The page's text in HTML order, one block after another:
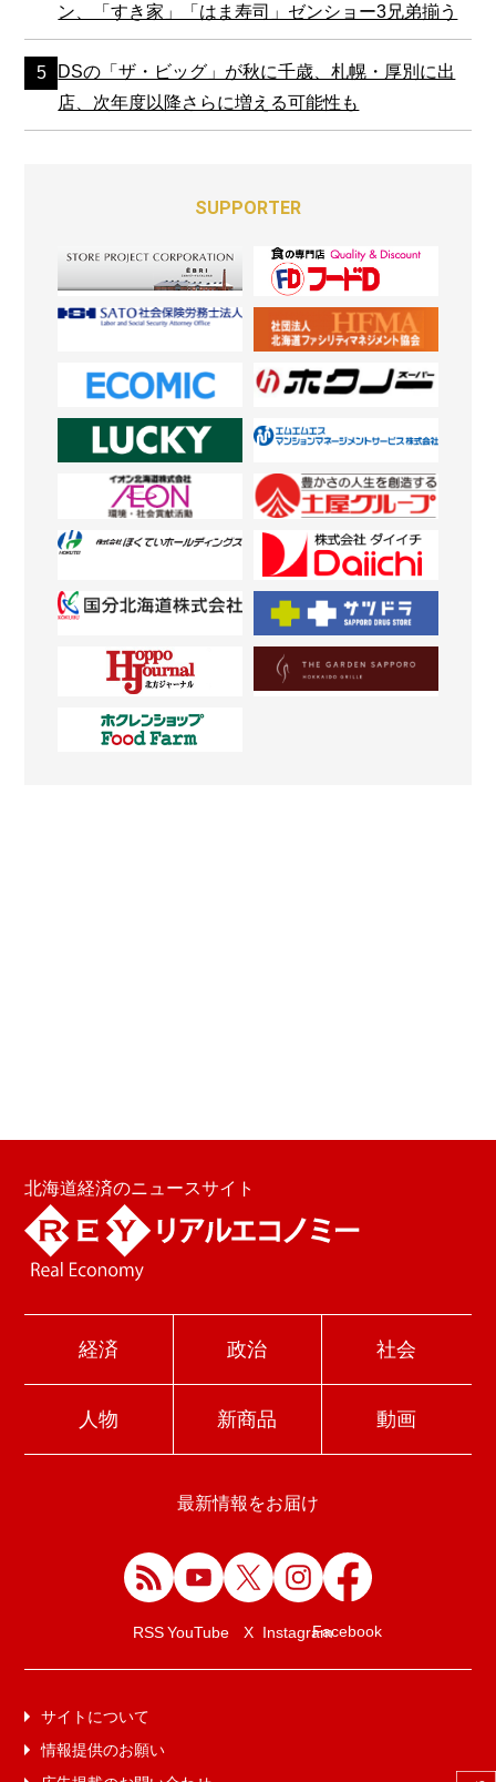
ン、「すき家」「はま寿司」ゼンショー3兄弟揃う
DSの「ザ・ビッグ」が秋に千歳、札幌・厚別に出
店、次年度以降さらに増える可能性も
SUPPORTER
北海道経済のニュースサイト
経済 政治 社会
人物 新商品 動画
最新情報をお届け
RSSYouTube X InstagramFacebook
サイトについて
情報提供のお願い